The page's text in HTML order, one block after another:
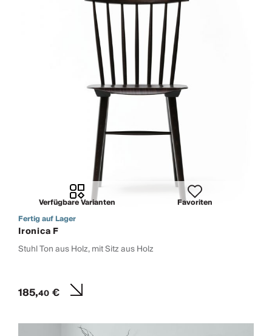
Verfügbare Varianten
Favoriten
Fertig auf Lager
Ironica F
Stuhl Ton aus Holz, mit Sitz aus Holz
185,40€